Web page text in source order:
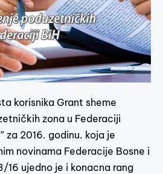
korisnika Grant sheme
zona u Federaciji
za 2016. godinu. koja je
novinama Federacije Bosne i
16 ujedno je i konacna rang